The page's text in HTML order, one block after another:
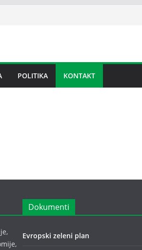
POLITIKA KONTAKT
Dokumenti
Evropski zeleni plan